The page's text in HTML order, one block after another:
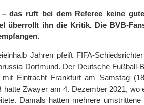
das ruft bei dem Referee keine
überrollt ihn die Kritik. Die BVB-
Jahren pfeift FIFA-
Dortmund. Der Deutsche Fußball-
Eintracht Frankfurt am Samstag
hatte Zwayer am 4. Dezember 2021, wo
Damals hatten mehrere umstrittene